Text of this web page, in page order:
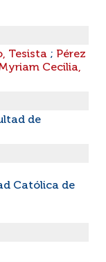
Tesista ; Pérez
Cecilia,
de
Católica de